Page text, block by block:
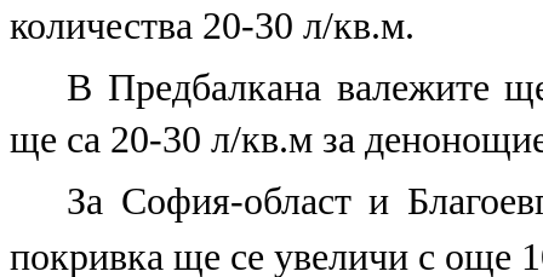
количества 20-30 л/кв.м.
В Предбалкана валежите
ще са 20-30 л/кв.м за
За София-област и
покривка ще се увеличи с още